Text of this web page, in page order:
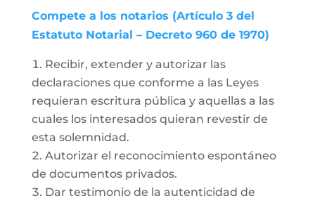
Compete a los notarios (Artículo 3 del
Estatuto Notarial – Decreto 960 de 1970)
Recibir, extender y autorizar las
declaraciones que conforme a las Leyes
requieran escritura pública y aquellas a las
cuales los interesados quieran revestir de
esta solemnidad.
Autorizar el reconocimiento espontáneo
de documentos privados.
Dar testimonio de la autenticidad de